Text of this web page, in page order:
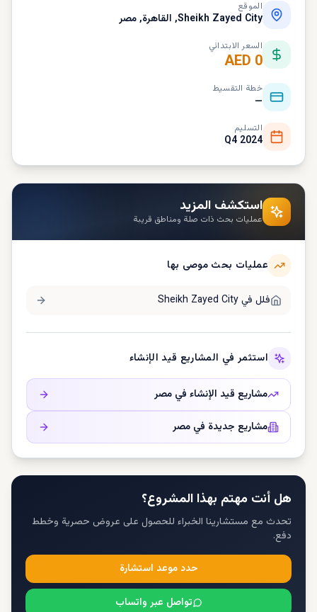
الموقع
Sheikh Zayed City, القاهرة, مصر
السعر الابتدائي
AED 0
خطة التقسيط
—
التسليم
Q4 2024
استكشف المزيد
عمليات بحث ذات صلة ومناطق قريبة
عمليات بحث موصى بها
فلل فيSheikh Zayed City
استثمر في المشاريع قيد الإنشاء
مشاريع قيد الإنشاء في مصر
مشاريع جديدة في مصر
هل أنت مهتم بهذا المشروع؟
تحدث مع مستشارينا الخبراء للحصول على عروض حصرية وخطط
دفع.
حدد موعد استشارة
تواصل عبر واتساب